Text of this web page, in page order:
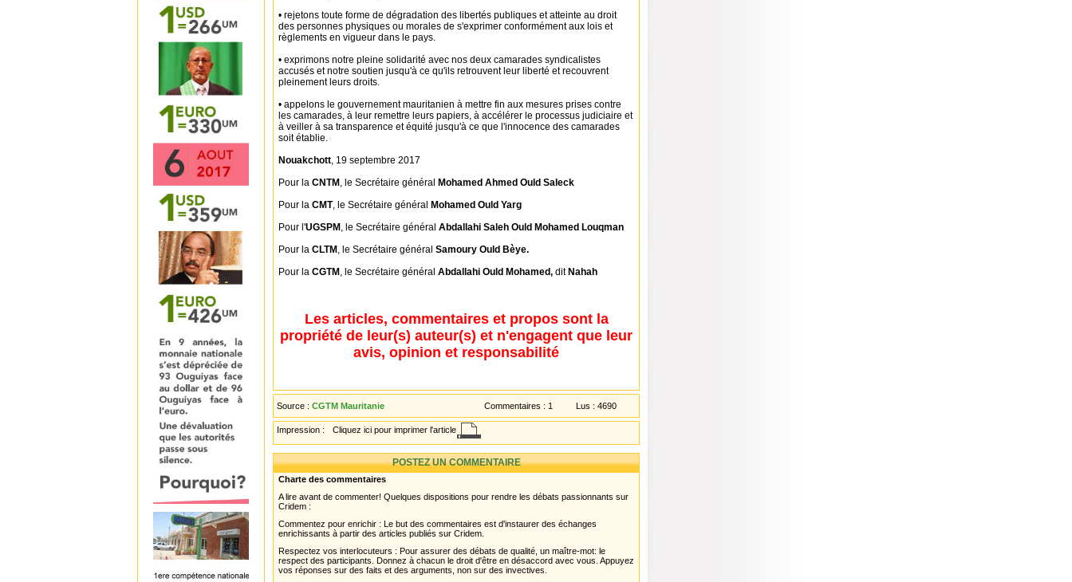
• rejetons toute forme de dégradation des libertés publiques et atteinte au droit
des personnes physiques ou morales de s'exprimer conformément aux lois et
règlements en vigueur dans le pays.
• exprimons notre pleine solidarité avec nos deux camarades syndicalistes
accusés et notre soutien jusqu'à ce qu'ils retrouvent leur liberté et recouvrent
pleinement leurs droits.
• appelons le gouvernement mauritanien à mettre fin aux mesures prises contre
les camarades, à leur remettre leurs papiers, à accélérer le processus judiciaire et
à veiller à sa transparence et équité jusqu'à ce que l'innocence des camarades
soit établie.
Nouakchott, 19 septembre 2017
Pour la CNTM , le Secrétaire général Mohamed Ahmed Ould Saleck
Pour la CMT, le Secrétaire général Mohamed Ould Yarg
Pour l'UGSPM , le Secrétaire général Abdallahi Saleh Ould Mohamed Louqman
Pour la CLTM , le Secrétaire général Samoury Ould Bèye.
Pour la CGTM , le Secrétaire général Abdallahi Ould Mohamed, dit Nahah
Les articles, commentaires et propos sont la
propriété de leur(s) auteur(s) et n'engagent que leur
avis, opinion et responsabilité
Source : CGTM Mauritanie Commentaires : 1 Lus : 4690
Impression : Cliquez ici pour imprimer l'article
POSTEZ UN COMMENTAIRE
Charte des commentaires
A lire avant de commenter! Quelques dispositions pour rendre les débats passionnants sur
Cridem :
Commentez pour enrichir : Le but des commentaires est d'instaurer des échanges
enrichissants à partir des articles publiés sur Cridem.
Respectez vos interlocuteurs : Pour assurer des débats de qualité, un maître-mot: le
respect des participants. Donnez à chacun le droit d'être en désaccord avec vous. Appuyez
vos réponses sur des faits et des arguments, non sur des invectives.